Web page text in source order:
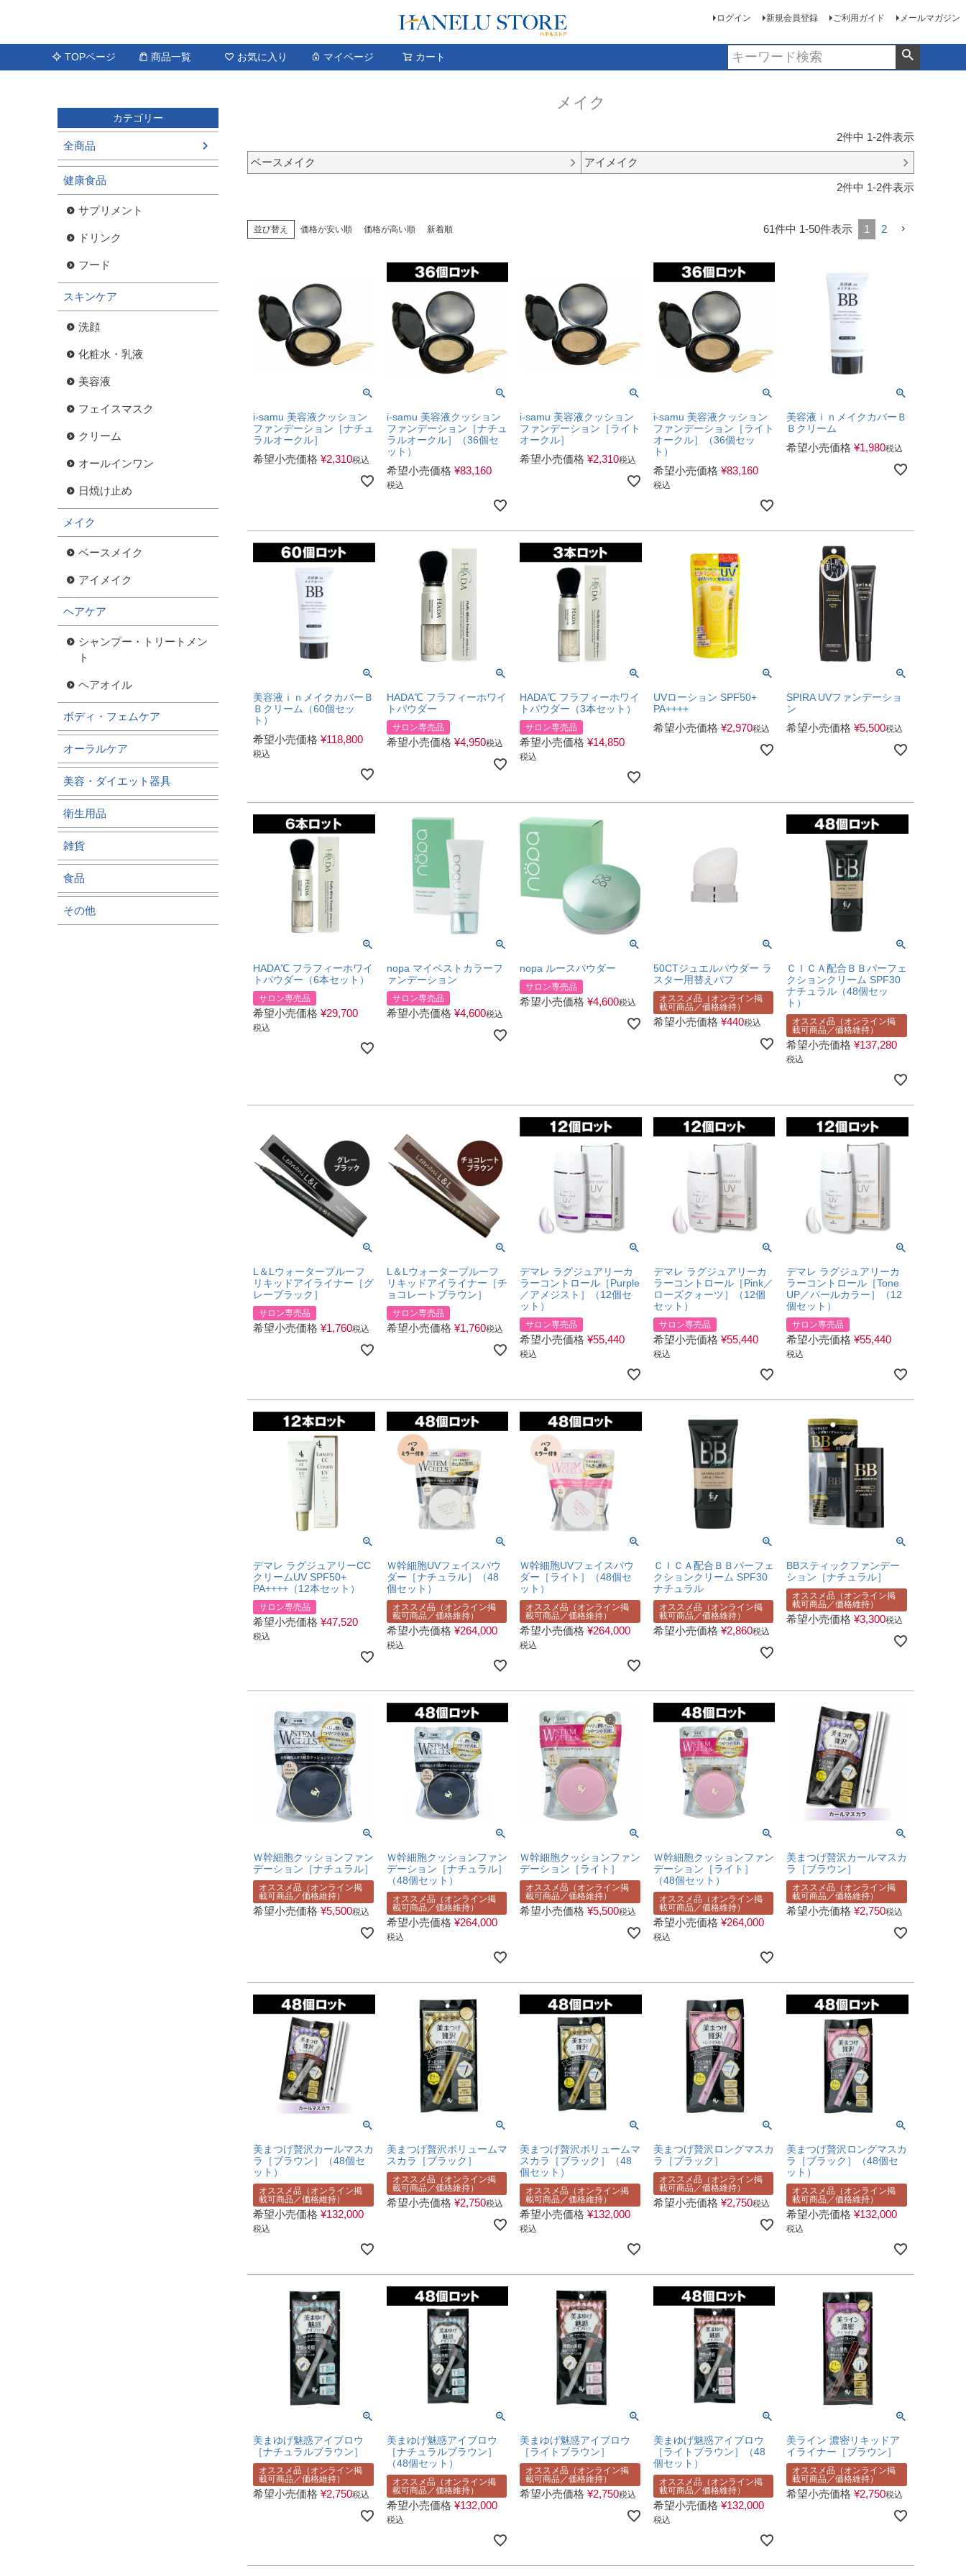
ログイン 新規会員登録 ご利用ガイド メールマガジン
TOPページ 商品一覧 お気に入り マイページ カート
カテゴリー
全商品
健康食品
サプリメント
ドリンク
フード
スキンケア
洗顔
化粧水・乳液
美容液
フェイスマスク
クリーム
オールインワン
日焼け止め
メイク
ベースメイク
アイメイク
ヘアケア
シャンプー・トリートメン
ト
ヘアオイル
ボディ・フェムケア
オーラルケア
美容・ダイエット器具
衛生用品
雑貨
食品
その他
メイク
2件中 1-2件表示
ベースメイク アイメイク
2件中 1-2件表示
並び替え 価格が安い順 価格が高い順 新着順 61件中 1-50件表示 1 2
i-samu 美容液クッション
ファンデーション［ナチュ
ラルオークル］
希望小売価格 ¥2,310税込
i-samu 美容液クッション
ファンデーション［ナチュ
ラルオークル］（36個セ
ット）
希望小売価格 ¥83,160
税込
i-samu 美容液クッション
ファンデーション［ライト
オークル］
希望小売価格 ¥2,310税込
i-samu 美容液クッション
ファンデーション［ライト
オークル］（36個セッ
ト）
希望小売価格 ¥83,160
税込
美容液ｉｎメイクカバーＢ
Ｂクリーム
希望小売価格 ¥1,980税込
美容液ｉｎメイクカバーＢ
Ｂクリーム（60個セッ
ト）
希望小売価格 ¥118,800
税込
HADA℃ フラフィーホワイ
トパウダー
サロン専売品
希望小売価格 ¥4,950税込
HADA℃ フラフィーホワイ
トパウダー（3本セット）
サロン専売品
希望小売価格 ¥14,850
税込
UVローション SPF50+
PA++++
希望小売価格 ¥2,970税込
SPIRA UVファンデーショ
ン
希望小売価格 ¥5,500税込
HADA℃ フラフィーホワイ
トパウダー（6本セット）
サロン専売品
希望小売価格 ¥29,700
税込
nopa マイベストカラーフ
ァンデーション
サロン専売品
希望小売価格 ¥4,600税込
nopa ルースパウダー
サロン専売品
希望小売価格 ¥4,600税込
50CTジュエルパウダー ラ
スター用替えパフ
オススメ品（オンライン掲
載可商品／価格維持）
希望小売価格 ¥440税込
ＣＩＣＡ配合ＢＢパーフェ
クションクリーム SPF30
ナチュラル（48個セッ
ト）
オススメ品（オンライン掲
載可商品／価格維持）
希望小売価格 ¥137,280
税込
L＆Lウォータープルーフ
リキッドアイライナー［グ
レーブラック］
サロン専売品
希望小売価格 ¥1,760税込
L＆Lウォータープルーフ
リキッドアイライナー［チ
ョコレートブラウン］
サロン専売品
希望小売価格 ¥1,760税込
デマレ ラグジュアリーカ
ラーコントロール［Purple
／アメジスト］（12個セ
ット）
サロン専売品
希望小売価格 ¥55,440
税込
デマレ ラグジュアリーカ
ラーコントロール［Pink／
ローズクォーツ］（12個
セット）
サロン専売品
希望小売価格 ¥55,440
税込
デマレ ラグジュアリーカ
ラーコントロール［Tone
UP／パールカラー］（12
個セット）
サロン専売品
希望小売価格 ¥55,440
税込
デマレ ラグジュアリーCC
クリームUV SPF50+
PA++++（12本セット）
サロン専売品
希望小売価格 ¥47,520
税込
Ｗ幹細胞UVフェイスパウ
ダー［ナチュラル］（48
個セット）
オススメ品（オンライン掲
載可商品／価格維持）
希望小売価格 ¥264,000
税込
Ｗ幹細胞UVフェイスパウ
ダー［ライト］（48個セ
ット）
オススメ品（オンライン掲
載可商品／価格維持）
希望小売価格 ¥264,000
税込
ＣＩＣＡ配合ＢＢパーフェ
クションクリーム SPF30
ナチュラル
オススメ品（オンライン掲
載可商品／価格維持）
希望小売価格 ¥2,860税込
BBスティックファンデー
ション［ナチュラル］
オススメ品（オンライン掲
載可商品／価格維持）
希望小売価格 ¥3,300税込
Ｗ幹細胞クッションファン
デーション［ナチュラル］
オススメ品（オンライン掲
載可商品／価格維持）
希望小売価格 ¥5,500税込
Ｗ幹細胞クッションファン
デーション［ナチュラル］
（48個セット）
オススメ品（オンライン掲
載可商品／価格維持）
希望小売価格 ¥264,000
税込
Ｗ幹細胞クッションファン
デーション［ライト］
オススメ品（オンライン掲
載可商品／価格維持）
希望小売価格 ¥5,500税込
Ｗ幹細胞クッションファン
デーション［ライト］
（48個セット）
オススメ品（オンライン掲
載可商品／価格維持）
希望小売価格 ¥264,000
税込
美まつげ贅沢カールマスカ
ラ［ブラウン］
オススメ品（オンライン掲
載可商品／価格維持）
希望小売価格 ¥2,750税込
美まつげ贅沢カールマスカ
ラ［ブラウン］（48個セ
ット）
オススメ品（オンライン掲
載可商品／価格維持）
希望小売価格 ¥132,000
税込
美まつげ贅沢ボリュームマ
スカラ［ブラック］
オススメ品（オンライン掲
載可商品／価格維持）
希望小売価格 ¥2,750税込
美まつげ贅沢ボリュームマ
スカラ［ブラック］（48
個セット）
オススメ品（オンライン掲
載可商品／価格維持）
希望小売価格 ¥132,000
税込
美まつげ贅沢ロングマスカ
ラ［ブラック］
オススメ品（オンライン掲
載可商品／価格維持）
希望小売価格 ¥2,750税込
美まつげ贅沢ロングマスカ
ラ［ブラック］（48個セ
ット）
オススメ品（オンライン掲
載可商品／価格維持）
希望小売価格 ¥132,000
税込
美まゆげ魅惑アイブロウ
［ナチュラルブラウン］
オススメ品（オンライン掲
載可商品／価格維持）
希望小売価格 ¥2,750税込
美まゆげ魅惑アイブロウ
［ナチュラルブラウン］
（48個セット）
オススメ品（オンライン掲
載可商品／価格維持）
希望小売価格 ¥132,000
税込
美まゆげ魅惑アイブロウ
［ライトブラウン］
オススメ品（オンライン掲
載可商品／価格維持）
希望小売価格 ¥2,750税込
美まゆげ魅惑アイブロウ
［ライトブラウン］（48
個セット）
オススメ品（オンライン掲
載可商品／価格維持）
希望小売価格 ¥132,000
税込
美ライン 濃密リキッドア
イライナー［ブラウン］
オススメ品（オンライン掲
載可商品／価格維持）
希望小売価格 ¥2,750税込